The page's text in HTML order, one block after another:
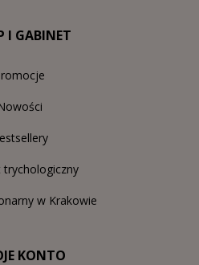
I GABINET
trychologiczny
w Krakowie
KONTO